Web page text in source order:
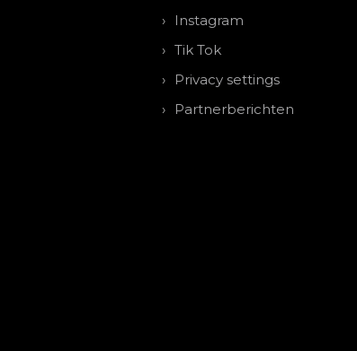
Instagram
Tik Tok
Privacy settings
Partnerberichten